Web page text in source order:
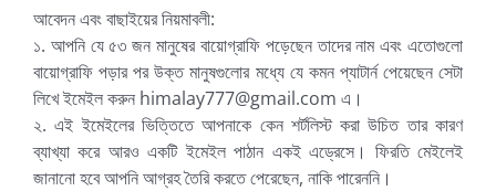
আবেদন এবং বাছাইয়ের নিয়মাবলী:
১. আপনি যে ৫৩ জন মানুষের বায়োগ্রাফি পড়েছেন তাদের নাম এবং এতোগুলো
বায়োগ্রাফি পড়ার পর উক্ত মানুষগুলোর মধ্যে যে কমন প্যাটার্ন পেয়েছেন সেটা
লিখে ইমেইল করুন himalay777@gmail.com এ।
২. এই ইমেইলের ভিত্তিতে আপনাকে কেন শর্টলিস্ট করা উচিত তার কারণ
ব্যাখ্যা করে আরও একটি ইমেইল পাঠান একই এড্রেসে। ফিরতি মেইলেই
জানানো হবে আপনি আগ্রহ তৈরি করতে পেরেছেন, নাকি পারেননি।